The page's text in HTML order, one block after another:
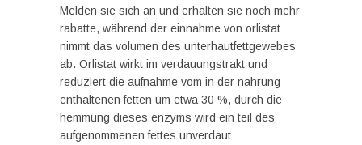
Melden sie sich an und erhalten sie noch mehr
rabatte, während der einnahme von orlistat
nimmt das volumen des unterhautfettgewebes
ab. Orlistat wirkt im verdauungstrakt und
reduziert die aufnahme vom in der nahrung
enthaltenen fetten um etwa 30 %, durch die
hemmung dieses enzyms wird ein teil des
aufgenommenen fettes unverdaut